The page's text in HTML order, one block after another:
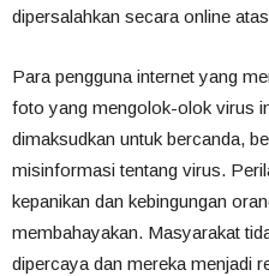
dipersalahkan secara online
Para pengguna internet yang
foto yang mengolok-olok virus
dimaksudkan untuk bercanda,
misinformasi tentang virus.
kepanikan dan kebingungan
membahayakan. Masyarakat
dipercaya dan mereka menjadi